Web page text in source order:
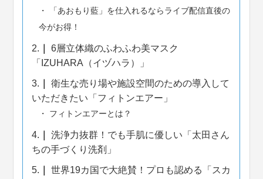
「あおもり藍」を仕入れるならライブ配信直後の
今がお得！
2.
6層立体織のふわふわ美マスク
「IZUHARA（イヅハラ）」
3.
衛生な売り場や施設空間のための導入して
いただきたい「フィトンエアー」
フィトンエアーとは？
4.
洗浄力抜群！でも手肌に優しい「太田さん
ちの手づくり洗剤」
5.
世界19カ国で大絶賛！プロも認める「スカ